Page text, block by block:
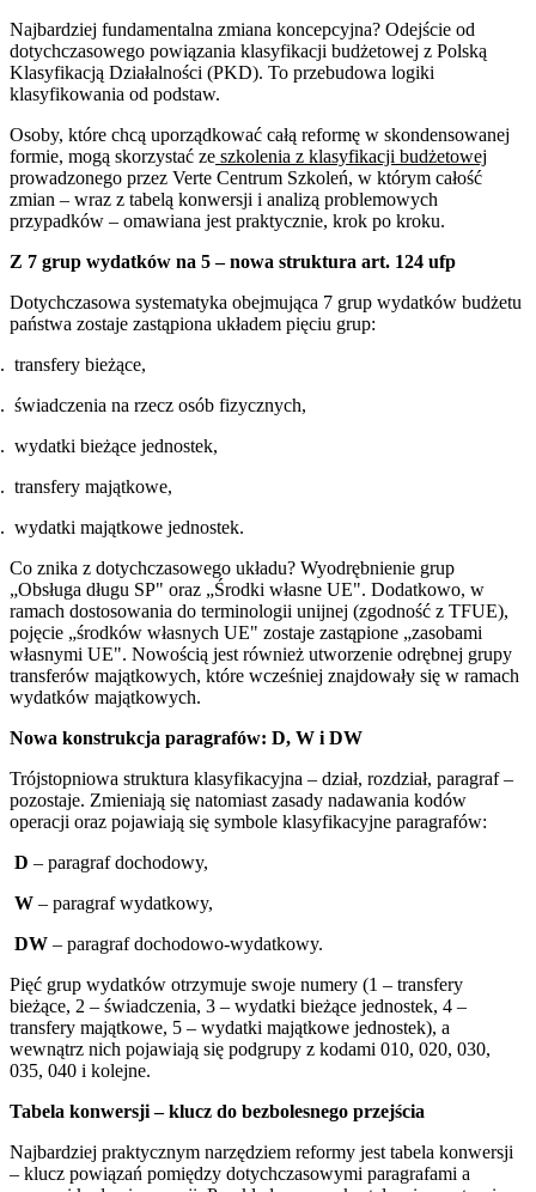
Najbardziej fundamentalna zmiana koncepcyjna? Odejście od
dotychczasowego powiązania klasyfikacji budżetowej z Polską
Klasyfikacją Działalności (PKD). To przebudowa logiki
klasyfikowania od podstaw.
Osoby, które chcą uporządkować całą reformę w skondensowanej
formie, mogą skorzystać ze szkolenia z klasyfikacji budżetowej
prowadzonego przez Verte Centrum Szkoleń, w którym całość
zmian – wraz z tabelą konwersji i analizą problemowych
przypadków – omawiana jest praktycznie, krok po kroku.
Z 7 grup wydatków na 5 – nowa struktura art. 124 ufp
Dotychczasowa systematyka obejmująca 7 grup wydatków budżetu
państwa zostaje zastąpiona układem pięciu grup:
transfery bieżące,
świadczenia na rzecz osób fizycznych,
wydatki bieżące jednostek,
transfery majątkowe,
wydatki majątkowe jednostek.
Co znika z dotychczasowego układu? Wyodrębnienie grup
„Obsługa długu SP" oraz „Środki własne UE". Dodatkowo, w
ramach dostosowania do terminologii unijnej (zgodność z TFUE),
pojęcie „środków własnych UE" zostaje zastąpione „zasobami
własnymi UE". Nowością jest również utworzenie odrębnej grupy
transferów majątkowych, które wcześniej znajdowały się w ramach
wydatków majątkowych.
Nowa konstrukcja paragrafów: D, W i DW
Trójstopniowa struktura klasyfikacyjna – dział, rozdział, paragraf –
pozostaje. Zmieniają się natomiast zasady nadawania kodów
operacji oraz pojawiają się symbole klasyfikacyjne paragrafów:
D – paragraf dochodowy,
W – paragraf wydatkowy,
DW – paragraf dochodowo-wydatkowy.
Pięć grup wydatków otrzymuje swoje numery (1 – transfery
bieżące, 2 – świadczenia, 3 – wydatki bieżące jednostek, 4 –
transfery majątkowe, 5 – wydatki majątkowe jednostek), a
wewnątrz nich pojawiają się podgrupy z kodami 010, 020, 030,
035, 040 i kolejne.
Tabela konwersji – klucz do bezbolesnego przejścia
Najbardziej praktycznym narzędziem reformy jest tabela konwersji
– klucz powiązań pomiędzy dotychczasowymi paragrafami a